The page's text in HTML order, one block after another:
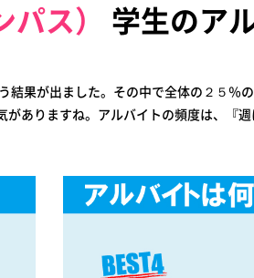
ス） 学生のア
果が出ました。その中で全体の２５％
ありますね。アルバイトの頻度は、『